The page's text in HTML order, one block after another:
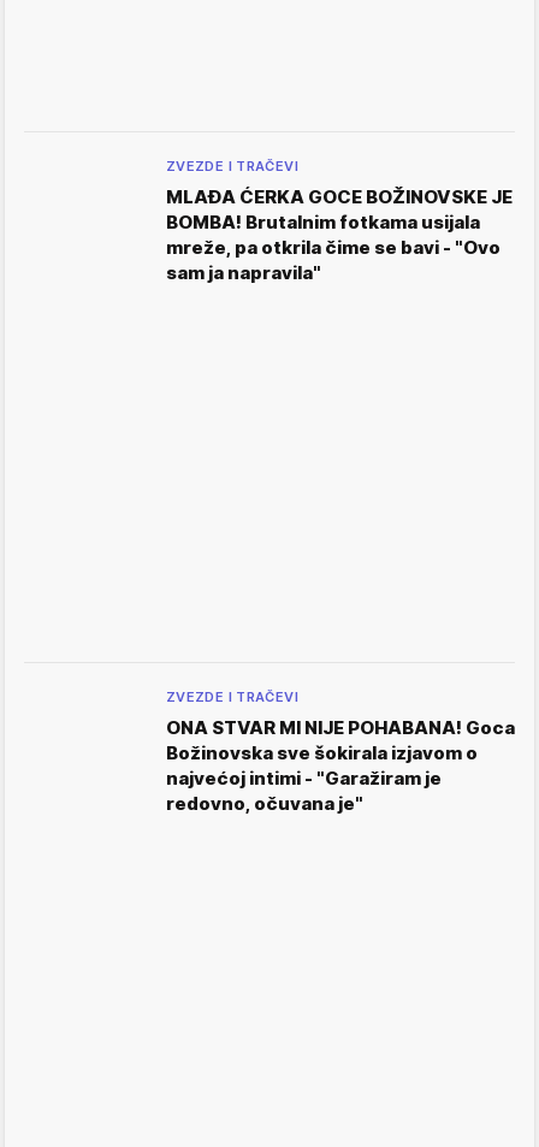
ZVEZDE I TRAČEVI
MLAĐA ĆERKA GOCE BOŽINOVSKE JE
BOMBA! Brutalnim fotkama usijala
mreže, pa otkrila čime se bavi - "Ovo
sam ja napravila"
ZVEZDE I TRAČEVI
ONA STVAR MI NIJE POHABANA! Goca
Božinovska sve šokirala izjavom o
najvećoj intimi - "Garažiram je
redovno, očuvana je"